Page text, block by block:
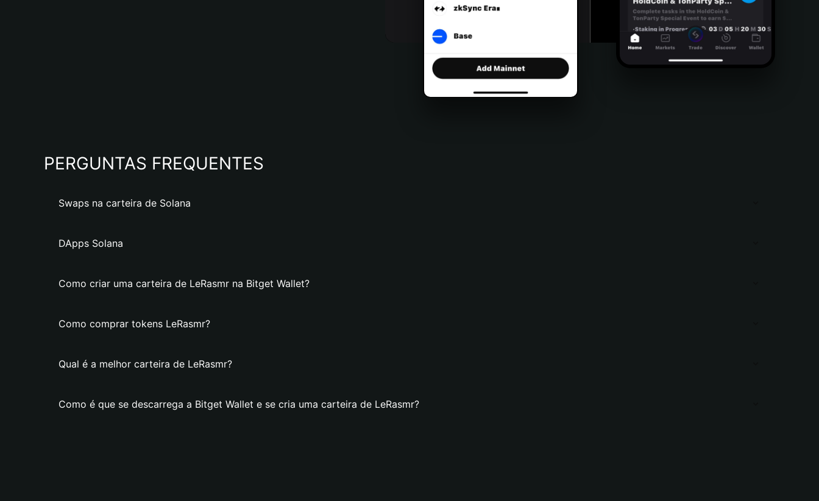
PERGUNTAS FREQUENTES
Swaps na carteira de Solana
DApps Solana
Como criar uma carteira de LeRasmr na Bitget Wallet?
Como comprar tokens LeRasmr?
Qual é a melhor carteira de LeRasmr?
Como é que se descarrega a Bitget Wallet e se cria uma carteira de LeRasmr?